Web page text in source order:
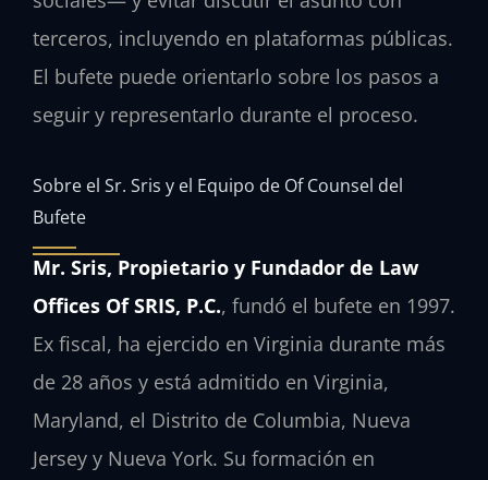
terceros, incluyendo en plataformas públicas.
El bufete puede orientarlo sobre los pasos a
seguir y representarlo durante el proceso.
Sobre el Sr. Sris y el Equipo de Of Counsel del
Bufete
Mr. Sris, Propietario y Fundador de Law
Offices Of SRIS, P.C., fundó el bufete en 1997.
Ex fiscal, ha ejercido en Virginia durante más
de 28 años y está admitido en Virginia,
Maryland, el Distrito de Columbia, Nueva
Jersey y Nueva York. Su formación en